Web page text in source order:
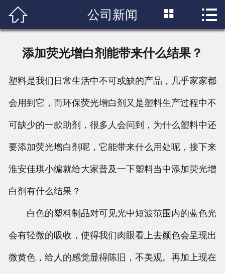
 首页
公司风采
联系我们
 公司新闻  
添加荧光增白剂能带来什么结果？
塑料是我们日常生活中不可或缺的产品，几乎家家都
会用到它，而环保荧光增白剂又是塑料生产过程中不
可缺少的一款助剂，很多人会问到，为什么塑料中还
要添加荧光增白剂呢，它能带来什么用处呢，接下来
淮安佳琪小编就给大家普及一下塑料当中添加荧光增
白剂有什么结果？
白色的塑料制品对可见光中短波范围内的蓝色光
会有轻微的吸收，使得我们肉眼看上去颜色会呈现出
微黄色，给人的感觉显得陈旧，不美观。再加上现在